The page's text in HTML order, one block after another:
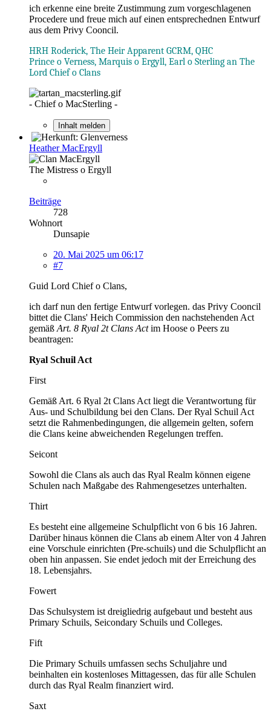
ich erkenne eine breite Zustimmung zum vorgeschlagenen
Procedere und freue mich auf einen entsprechednen Entwurf
aus dem Privy Cooncil.
HRH Roderick, The Heir Apparent GCRM, QHC
Prince o Verness, Marquis o Ergyll, Earl o Sterling an The
Lord Chief o Clans
- Chief o MacSterling -
Inhalt melden
Heather MacErgyll
The Mistress o Ergyll
Beiträge
728
Wohnort
Dunsapie
20. Mai 2025 um 06:17
#7
Guid Lord Chief o Clans,
ich darf nun den fertige Entwurf vorlegen. das Privy Cooncil
bittet die Clans' Heich Commission den nachstehenden Act
gemäß Art. 8 Ryal 2t Clans Actim Hoose o Peers zu
beantragen:
Ryal Schuil Act
First
Gemäß Art. 6 Ryal 2t Clans Act liegt die Verantwortung für
Aus- und Schulbildung bei den Clans. Der Ryal Schuil Act
setzt die Rahmenbedingungen, die allgemein gelten, sofern
die Clans keine abweichenden Regelungen treffen.
Seicont
Sowohl die Clans als auch das Ryal Realm können eigene
Schulen nach Maßgabe des Rahmengesetzes unterhalten.
Thirt
Es besteht eine allgemeine Schulpflicht von 6 bis 16 Jahren.
Darüber hinaus können die Clans ab einem Alter von 4 Jahren
eine Vorschule einrichten (Pre-schuils) und die Schulpflicht an
oben hin anpassen. Sie endet jedoch mit der Erreichung des
18. Lebensjahrs.
Fowert
Das Schulsystem ist dreigliedrig aufgebaut und besteht aus
Primary Schuils, Seicondary Schuils und Colleges.
Fift
Die Primary Schuils umfassen sechs Schuljahre und
beinhalten ein kostenloses Mittagessen, das für alle Schulen
durch das Ryal Realm finanziert wird.
Saxt